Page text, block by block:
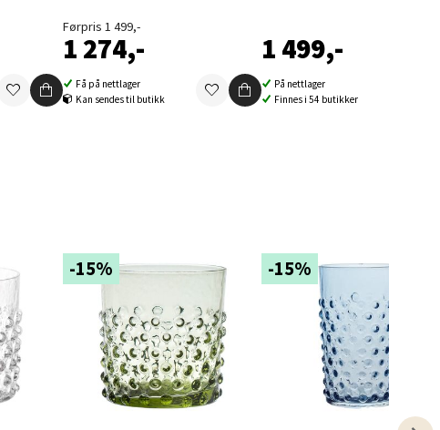
Førpris 1 499,-
1 274,-
Få på nettlager
Kan sendes til butikk
1 499,-
På nettlager
Finnes i 54 butikker
-15% -15%
Velg